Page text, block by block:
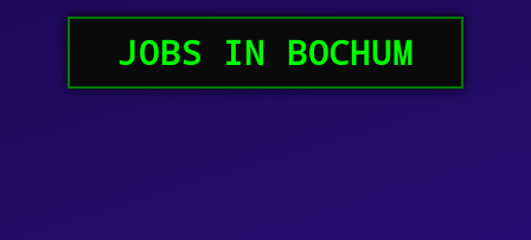
JOBS IN BOCHUM